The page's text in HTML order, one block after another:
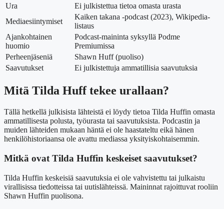
Ura
Ei julkistettua tietoa omasta urasta
Mediaesiintymiset
Kaiken takana -podcast (2023), Wikipedia-
listaus
Ajankohtainen
huomio
Podcast-maininta syksyllä Podme
Premiumissa
Perheenjäseniä
Shawn Huff (puoliso)
Saavutukset
Ei julkistettuja ammatillisia saavutuksia
Mitä Tilda Huff tekee urallaan?
Tällä hetkellä julkisista lähteistä ei löydy tietoa Tilda Huffin omasta
ammatillisesta polusta, työurasta tai saavutuksista. Podcastin ja
muiden lähteiden mukaan häntä ei ole haastateltu eikä hänen
henkilöhistoriaansa ole avattu mediassa yksityiskohtaisemmin.
Mitkä ovat Tilda Huffin keskeiset saavutukset?
Tilda Huffin keskeisiä saavutuksia ei ole vahvistettu tai julkaistu
virallisissa tiedotteissa tai uutislähteissä. Maininnat rajoittuvat rooliin
Shawn Huffin puolisona.